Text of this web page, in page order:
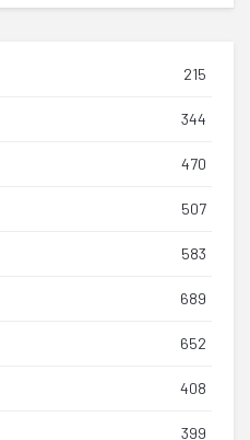
215
344
470
507
583
689
652
408
399